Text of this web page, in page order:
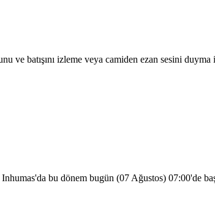
batışını izleme veya camiden ezan sesini
bu dönem bugün (07 Ağustos) 07:00'de